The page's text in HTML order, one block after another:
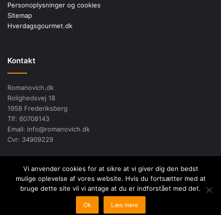
Personoplysninger og cookies
Sitemap
Hverdagsgourmet.dk
Kontakt
Romanovich.dk
Rolighedsvej 18
1958 Frederiksberg
Tlf: 60708143
Email: info@romanovich.dk
Cvr: 34909229
Copyright © 2017 - 2026 Romanovich.dk- Alle tekster på siden er
beskyttet efter gældende dansk lovgivning!
Vi anvender cookies for at sikre at vi giver dig den bedst
mulige oplevelse af vores website. Hvis du fortsætter med at
bruge dette site vil vi antage at du er indforstået med det.
Ok Læs mere